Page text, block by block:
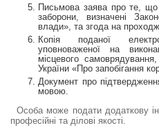
Письмова заява про те,
заборони, визначені
влади», та згода на
Копія поданої
уповноваженої на
місцевого
України «Про запобігання
Документ про
мовою.
Особа може подати додаткову
професійні та ділові якості.